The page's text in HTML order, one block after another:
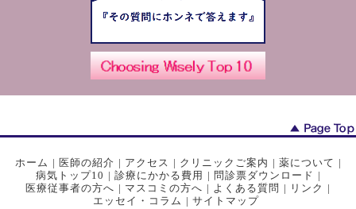
ホーム | 医師の紹介 | アクセス | クリニックご案内 | 薬について |
病気トップ10 | 診療にかかる費用 | 問診票ダウンロード |
医療従事者の方へ | マスコミの方へ | よくある質問 | リンク |
エッセイ・コラム | サイトマップ